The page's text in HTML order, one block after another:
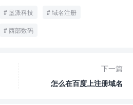
垦派科技 域名注册
西部数码
下一篇
怎么在百度上注册域名